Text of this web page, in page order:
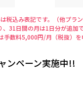
税込み表記です。（他プラン
31日間の月は1日分が追加で
数料5,000円/月（税抜）を
ンペーン実施中!!